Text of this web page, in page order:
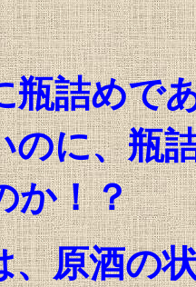
瓶詰めで
のに、瓶
か！？
、原酒の